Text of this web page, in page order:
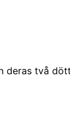
deras två